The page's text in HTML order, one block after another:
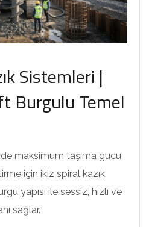
Sistemleri |
Burgulu Temel
maksimum taşıma gücü
için ikiz spiral kazık
yapısı ile sessiz, hızlı ve
sağlar.